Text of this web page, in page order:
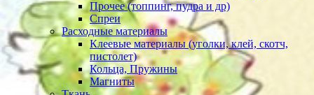
Прочее (топпинг, пудра и др)
Спреи
Расходные материалы
Клеевые материалы (уголки, клей, скотч,
пистолет)
Кольца, Пружины
Магниты